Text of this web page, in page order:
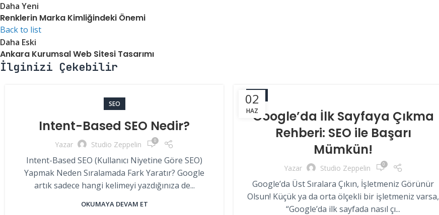
Daha Yeni
Renklerin Marka Kimliğindeki Önemi
Back to list
Daha Eski
Ankara Kurumsal Web Sitesi Tasarımı
İlginizi Çekebilir
SEO
Intent-Based SEO Nedir?
Yazar Studio Zeppelin 0
Intent-Based SEO (Kullanıcı Niyetine Göre SEO)
Yapmak Neden Sıralamada Fark Yaratır? Google
artık sadece hangi kelimeyi yazdığınıza de...
OKUMAYA DEVAM ET
02
HAZ
SEO
Google’da İlk Sayfaya Çıkma
Rehberi: SEO ile Başarı
Mümkün!
Yazar Studio Zeppelin 0
Google’da Üst Sıralara Çıkın, İşletmeniz Görünür
Olsun! Küçük ya da orta ölçekli bir işletmeniz varsa,
“Google’da ilk sayfada nasıl çı...